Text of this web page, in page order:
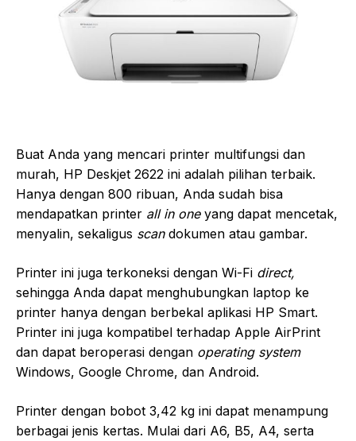
Buat Anda yang mencari printer multifungsi dan
murah, HP Deskjet 2622 ini adalah pilihan terbaik.
Hanya dengan 800 ribuan, Anda sudah bisa
mendapatkan printer all in one yang dapat mencetak,
menyalin, sekaligus scan dokumen atau gambar.
Printer ini juga terkoneksi dengan Wi-Fi direct,
sehingga Anda dapat menghubungkan laptop ke
printer hanya dengan berbekal aplikasi HP Smart.
Printer ini juga kompatibel terhadap Apple AirPrint
dan dapat beroperasi dengan operating system
Windows, Google Chrome, dan Android.
Printer dengan bobot 3,42 kg ini dapat menampung
berbagai jenis kertas. Mulai dari A6, B5, A4, serta